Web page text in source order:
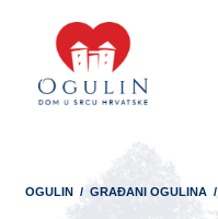
OGULIN / GRAĐANI OGULINA /